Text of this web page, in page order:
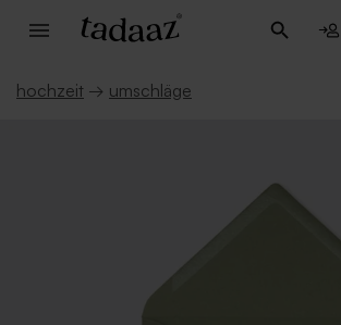
hochzeit → umschläge